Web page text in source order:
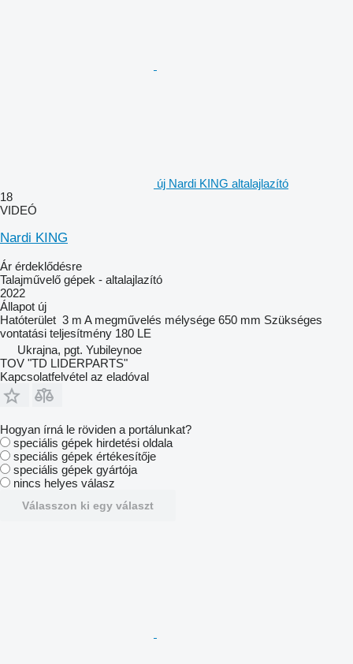
új Nardi KING altalajlazító
18
VIDEÓ
Nardi KING
Ár érdeklődésre
Talajművelő gépek - altalajlazító
2022
Állapot új
Hatóterület 3 m A megművelés mélysége 650 mm Szükséges
vontatási teljesítmény 180 LE
Ukrajna, pgt. Yubileynoe
TOV "TD LIDERPARTS"
Kapcsolatfelvétel az eladóval
Hogyan írná le röviden a portálunkat?
speciális gépek hirdetési oldala
speciális gépek értékesítője
speciális gépek gyártója
nincs helyes válasz
Válasszon ki egy választ